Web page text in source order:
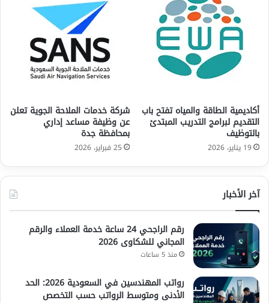
أكاديمية الطاقة والمياه تفتح باب
التقديم لبرامج التدريب المبتدئ
بالتوظيف
19 يناير، 2026
شركة خدمات الملاحة الجوية تعلن
عن وظيفة مساعد إداري
بمحافظة جدة
25 فبراير، 2026
آخر الأخبار
رقم الراجحي 24 ساعة خدمة العملاء والرقم
المجاني للشكاوى 2026
منذ 5 ساعات
رواتب المهندسين في السعودية 2026: الحد
الأدنى ومتوسط الرواتب حسب التخصص